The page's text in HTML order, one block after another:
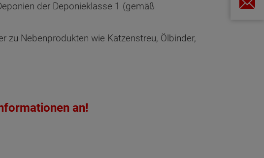
der Deponieklasse 1 (gemäß
zu Nebenprodukten wie Katzenstreu, Ölbinder,
an!